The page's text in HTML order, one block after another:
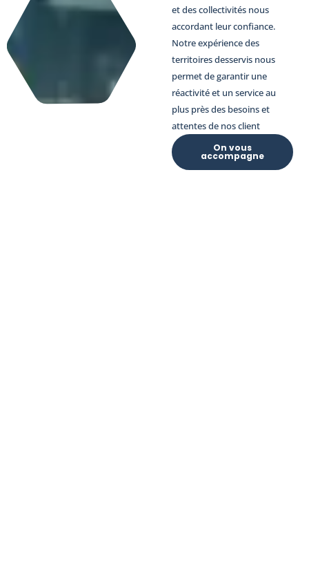
et des collectivités nous
accordant leur confiance.
Notre expérience des
territoires desservis nous
permet de garantir une
réactivité et un service au
plus près des besoins et
attentes de nos client
On vous
accompagne